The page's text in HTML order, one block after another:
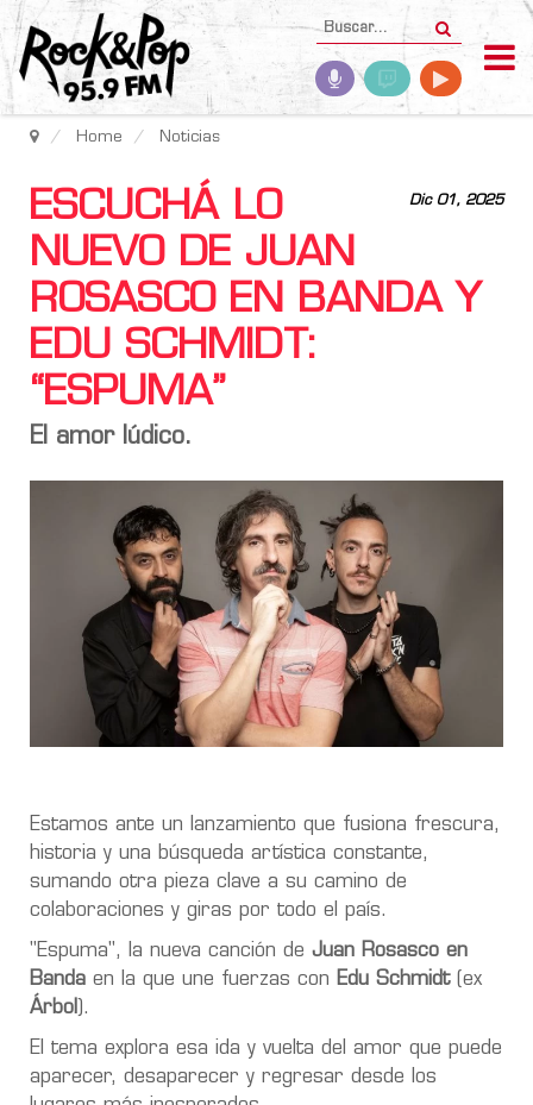
Home Noticias
Dic 01, 2025
ESCUCHÁ LO
NUEVO DE JUAN
ROSASCO EN BANDA Y
EDU SCHMIDT:
“ESPUMA”
El amor lúdico.
Estamos ante un lanzamiento que fusiona frescura,
historia y una búsqueda artística constante,
sumando otra pieza clave a su camino de
colaboraciones y giras por todo el país.
"Espuma", la nueva canción de Juan Rosasco en
Banda en la que une fuerzas con Edu Schmidt(ex
Árbol ).
El tema explora esa ida y vuelta del amor que puede
aparecer, desaparecer y regresar desde los